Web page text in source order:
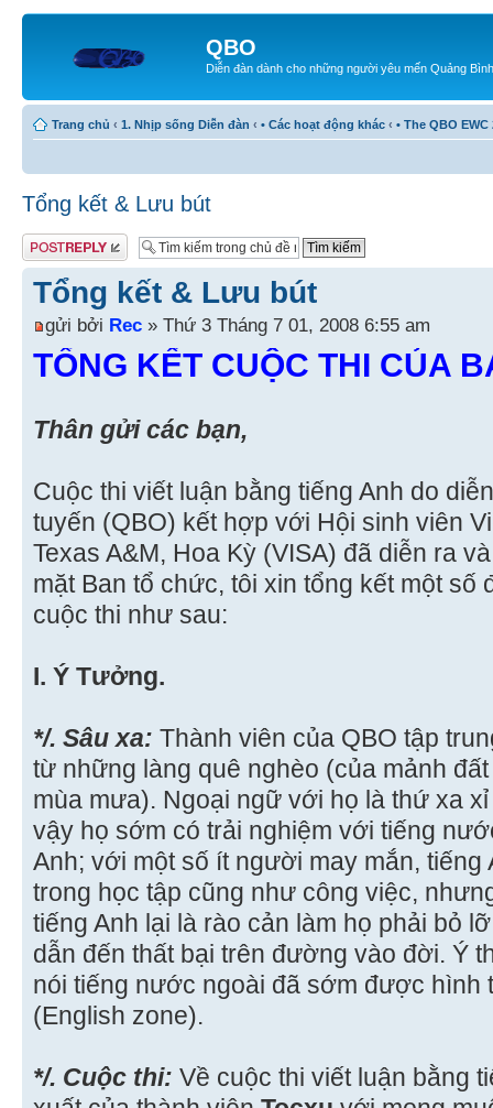
QBO
Diễn đàn dành cho những người yêu mến Quảng Bình
Trang chủ ‹ 1. Nhịp sống Diễn đàn ‹ • Các hoạt động khác ‹ • The QBO EWC
Tổng kết & Lưu bút
Gửi bài trả lời
Tổng kết & Lưu bút
gửi bởi Rec » Thứ 3 Tháng 7 01, 2008 6:55 am
TỔNG KẾT CUỘC THI CỦA
Thân gửi các bạn,
Cuộc thi viết luận bằng tiếng Anh do
tuyến (QBO) kết hợp với Hội sinh viên
Texas A&M, Hoa Kỳ (VISA) đã diễn ra
mặt Ban tổ chức, tôi xin tổng kết một số
cuộc thi như sau:
I. Ý Tưởng.
*/. Sâu xa: Thành viên của QBO tập
từ những làng quê nghèo (của mảnh
mùa mưa). Ngoại ngữ với họ là thứ xa
vậy họ sớm có trải nghiệm với tiếng
Anh; với một số ít người may mắn, tiếng
trong học tập cũng như công việc,
tiếng Anh lại là rào cản làm họ phải bỏ
dẫn đến thất bại trên đường vào đời. Ý
nói tiếng nước ngoài đã sớm được hình
(English zone).
*/. Cuộc thi: Về cuộc thi viết luận bằng